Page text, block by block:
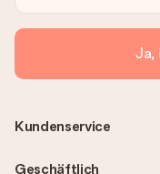
Ja,
Kundenservice
Geschäftlich